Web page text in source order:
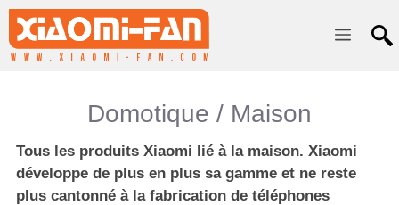
Menu
Domotique / Maison
Tous les produits Xiaomi lié à la maison. Xiaomi
développe de plus en plus sa gamme et ne reste
plus cantonné à la fabrication de téléphones